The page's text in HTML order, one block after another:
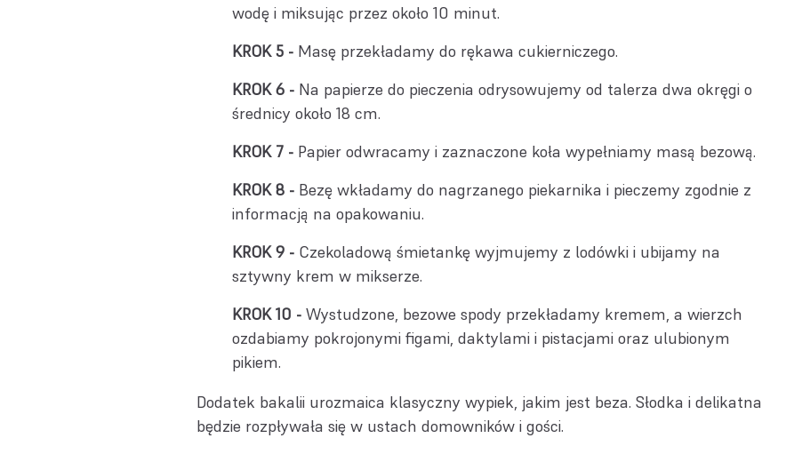
wodę i miksując przez około 10 minut.
Masę przekładamy do rękawa cukierniczego.
Na papierze do pieczenia odrysowujemy od talerza dwa okręgi o
średnicy około 18 cm.
Papier odwracamy i zaznaczone koła wypełniamy masą bezową.
Bezę wkładamy do nagrzanego piekarnika i pieczemy zgodnie z
informacją na opakowaniu.
Czekoladową śmietankę wyjmujemy z lodówki i ubijamy na
sztywny krem w mikserze.
Wystudzone, bezowe spody przekładamy kremem, a wierzch
ozdabiamy pokrojonymi figami, daktylami i pistacjami oraz ulubionym
pikiem.
Dodatek bakalii urozmaica klasyczny wypiek, jakim jest beza. Słodka i delikatna
będzie rozpływała się w ustach domowników i gości.